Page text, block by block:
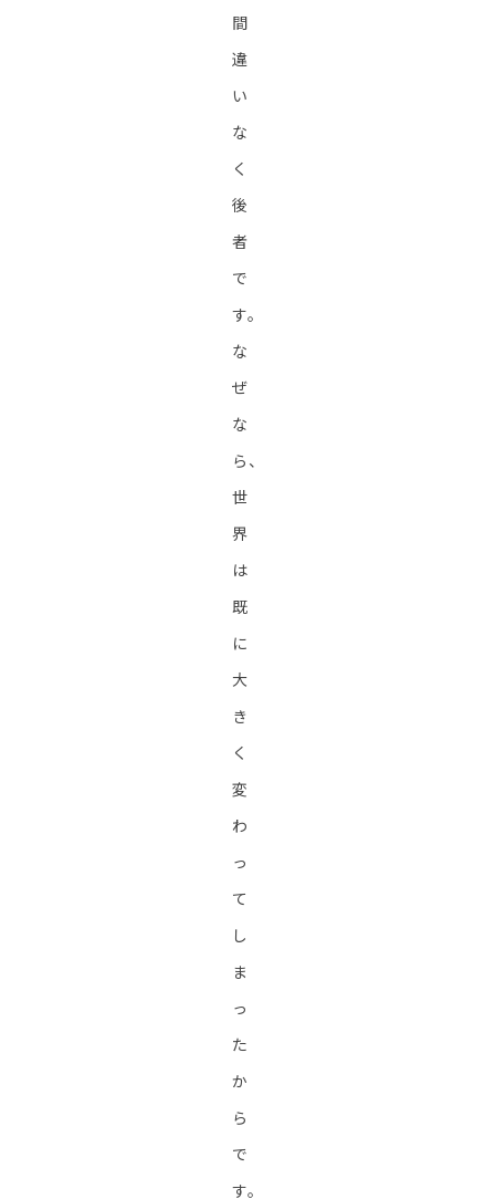
間
違
い
な
く
後
者
で
す。
な
ぜ
な
ら、
世
界
は
既
に
大
き
く
変
わ
っ
て
し
ま
っ
た
か
ら
で
す。